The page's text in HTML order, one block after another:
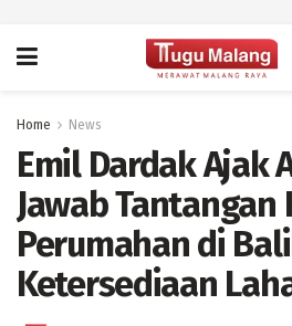
Home News
Emil Dardak Ajak
Jawab Tantangan
Perumahan di
Ketersediaan